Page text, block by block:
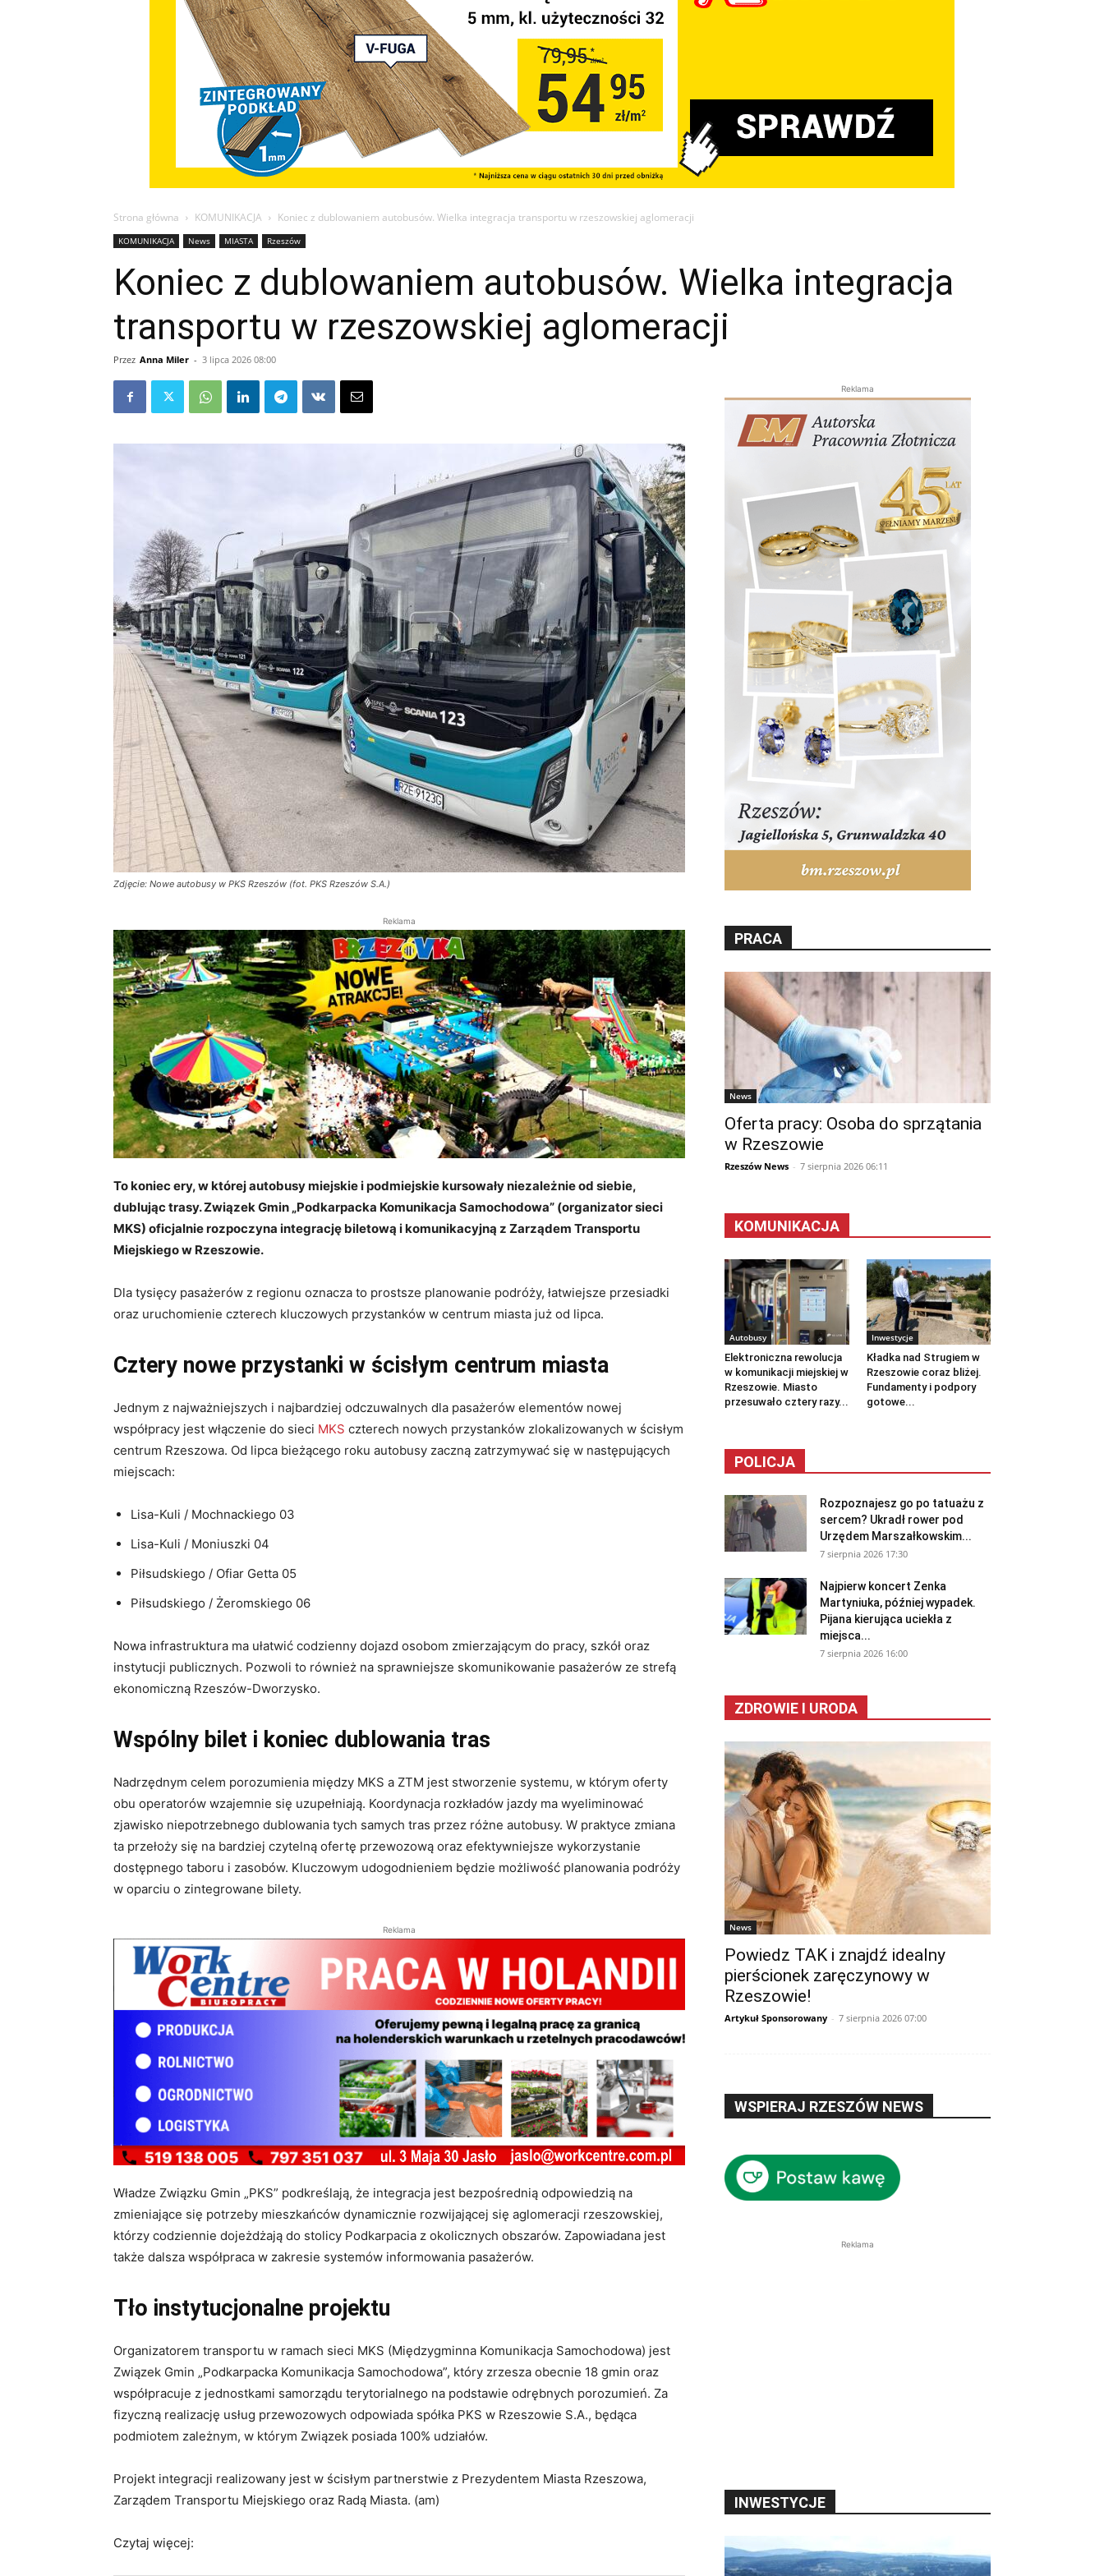
Strona główna KOMUNIKACJA Koniec z dublowaniem autobusów. Wielka integracja transportu w rzeszowskiej aglomeracji
KOMUNIKACJA News MIASTA Rzeszów
Koniec z dublowaniem autobusów. Wielka integracja
transportu w rzeszowskiej aglomeracji
Przez Anna Miler - 3 lipca 2026 08:00
Zdjęcie: Nowe autobusy w PKS Rzeszów (fot. PKS Rzeszów S.A.)
Reklama
To koniec ery, w której autobusy miejskie i podmiejskie kursowały niezależnie od siebie,
dublując trasy. Związek Gmin „Podkarpacka Komunikacja Samochodowa” (organizator sieci
MKS) oficjalnie rozpoczyna integrację biletową i komunikacyjną z Zarządem Transportu
Miejskiego w Rzeszowie.
Dla tysięcy pasażerów z regionu oznacza to prostsze planowanie podróży, łatwiejsze przesiadki
oraz uruchomienie czterech kluczowych przystanków w centrum miasta już od lipca.
Cztery nowe przystanki w ścisłym centrum miasta
Jednym z najważniejszych i najbardziej odczuwalnych dla pasażerów elementów nowej
współpracy jest włączenie do sieci MKS czterech nowych przystanków zlokalizowanych w ścisłym
centrum Rzeszowa. Od lipca bieżącego roku autobusy zaczną zatrzymywać się w następujących
miejscach:
Lisa-Kuli / Mochnackiego 03
Lisa-Kuli / Moniuszki 04
Piłsudskiego / Ofiar Getta 05
Piłsudskiego / Żeromskiego 06
Nowa infrastruktura ma ułatwić codzienny dojazd osobom zmierzającym do pracy, szkół oraz
instytucji publicznych. Pozwoli to również na sprawniejsze skomunikowanie pasażerów ze strefą
ekonomiczną Rzeszów-Dworzysko.
Wspólny bilet i koniec dublowania tras
Nadrzędnym celem porozumienia między MKS a ZTM jest stworzenie systemu, w którym oferty
obu operatorów wzajemnie się uzupełniają. Koordynacja rozkładów jazdy ma wyeliminować
zjawisko niepotrzebnego dublowania tych samych tras przez różne autobusy. W praktyce zmiana
ta przełoży się na bardziej czytelną ofertę przewozową oraz efektywniejsze wykorzystanie
dostępnego taboru i zasobów. Kluczowym udogodnieniem będzie możliwość planowania podróży
w oparciu o zintegrowane bilety.
Reklama
Władze Związku Gmin „PKS” podkreślają, że integracja jest bezpośrednią odpowiedzią na
zmieniające się potrzeby mieszkańców dynamicznie rozwijającej się aglomeracji rzeszowskiej,
którzy codziennie dojeżdżają do stolicy Podkarpacia z okolicznych obszarów. Zapowiadana jest
także dalsza współpraca w zakresie systemów informowania pasażerów.
Tło instytucjonalne projektu
Organizatorem transportu w ramach sieci MKS (Międzygminna Komunikacja Samochodowa) jest
Związek Gmin „Podkarpacka Komunikacja Samochodowa”, który zrzesza obecnie 18 gmin oraz
współpracuje z jednostkami samorządu terytorialnego na podstawie odrębnych porozumień. Za
fizyczną realizację usług przewozowych odpowiada spółka PKS w Rzeszowie S.A., będąca
podmiotem zależnym, w którym Związek posiada 100% udziałów.
Projekt integracji realizowany jest w ścisłym partnerstwie z Prezydentem Miasta Rzeszowa,
Zarządem Transportu Miejskiego oraz Radą Miasta. (am)
Czytaj więcej:
Reklama
PRACA
News
Oferta pracy: Osoba do sprzątania
w Rzeszowie
Rzeszów News - 7 sierpnia 2026 06:11
KOMUNIKACJA
Autobusy
Elektroniczna rewolucja
w komunikacji miejskiej w
Rzeszowie. Miasto
przesuwało cztery razy...
Inwestycje
Kładka nad Strugiem w
Rzeszowie coraz bliżej.
Fundamenty i podpory
gotowe...
POLICJA
Rozpoznajesz go po tatuażu z
sercem? Ukradł rower pod
Urzędem Marszałkowskim...
7 sierpnia 2026 17:30
Najpierw koncert Zenka
Martyniuka, później wypadek.
Pijana kierująca uciekła z
miejsca...
7 sierpnia 2026 16:00
ZDROWIE I URODA
News
Powiedz TAK i znajdź idealny
pierścionek zaręczynowy w
Rzeszowie!
Artykuł Sponsorowany - 7 sierpnia 2026 07:00
WSPIERAJ RZESZÓW NEWS
Reklama
INWESTYCJE